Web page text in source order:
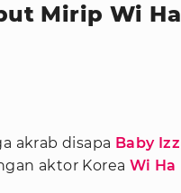
Mirip Wi Ha
akrab disapa Baby Izz
aktor Korea Wi Ha